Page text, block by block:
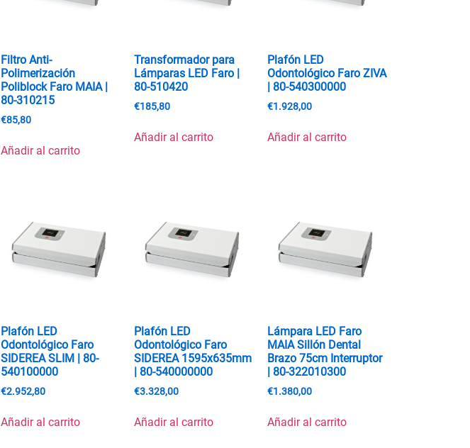
Filtro Anti-
Polimerización
Poliblock Faro MAIA |
80-310215
€85,80
Añadir al carrito
Transformador para
Lámparas LED Faro |
80-510420
€185,80
Añadir al carrito
Plafón LED
Odontológico Faro ZIVA
| 80-540300000
€1.928,00
Añadir al carrito
Plafón LED
Odontológico Faro
SIDEREA SLIM | 80-
540100000
€2.952,80
Añadir al carrito
Plafón LED
Odontológico Faro
SIDEREA 1595x635mm
| 80-540000000
€3.328,00
Añadir al carrito
Lámpara LED Faro
MAIA Sillón Dental
Brazo 75cm Interruptor
| 80-322010300
€1.380,00
Añadir al carrito